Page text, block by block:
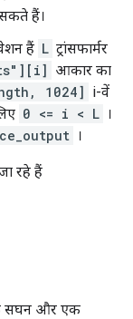
हैं।
हैं L ट्रांसफार्मर
आकार का
1024] i-वें
0 <= i < L ।
।
रहे हैं
सघन और एक